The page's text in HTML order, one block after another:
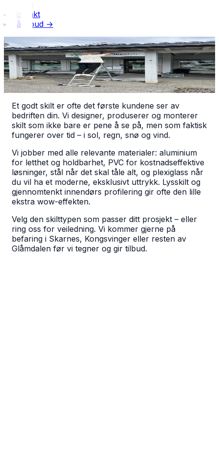
Kontakt
Få tilbud →
Skilt
Skreddersydde skilt som gir bedriften din fortjent
synlighet
Et godt skilt er ofte det første kundene ser av
bedriften din. Vi designer, produserer og monterer
skilt som ikke bare er pene å se på, men som faktisk
fungerer over tid – i sol, regn, snø og vind.
Vi jobber med alle relevante materialer: aluminium
for letthet og holdbarhet, PVC for kostnadseffektive
løsninger, stål når det skal tåle alt, og plexiglass når
du vil ha et moderne, eksklusivt uttrykk. Lysskilt og
gjennomtenkt innendørs profilering gir ofte den lille
ekstra wow-effekten.
Velg den skilttypen som passer ditt prosjekt – eller
ring oss for veiledning. Vi kommer gjerne på
befaring i Skarnes, Kongsvinger eller resten av
Glåmdalen før vi tegner og gir tilbud.